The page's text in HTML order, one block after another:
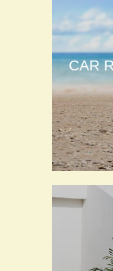
CAR